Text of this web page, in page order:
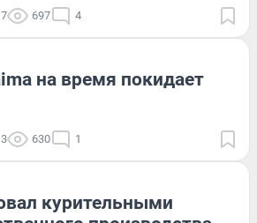
697 4
на время покидает
630 1
курительными